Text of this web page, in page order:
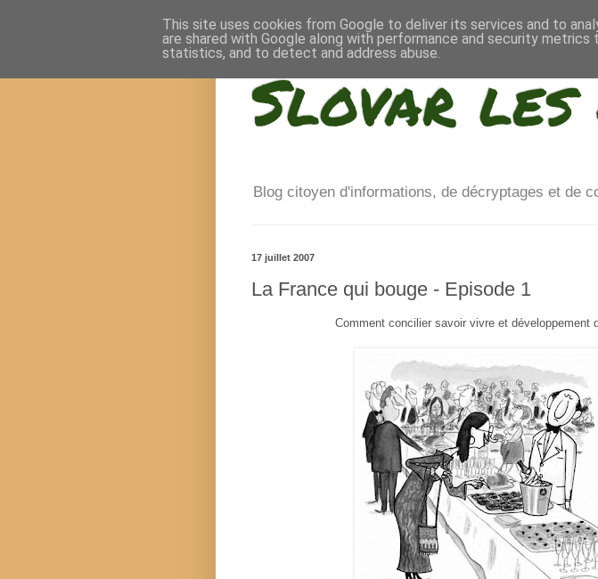
Slovar les
Blog citoyen d'informations, de décryptages et de
17 juillet 2007
La France qui bouge - Episode 1
Comment concilier savoir vivre et développement
This site uses cookies from Google to deliver its services and to
are shared with Google along with performance and security
statistics, and to detect and address abuse.